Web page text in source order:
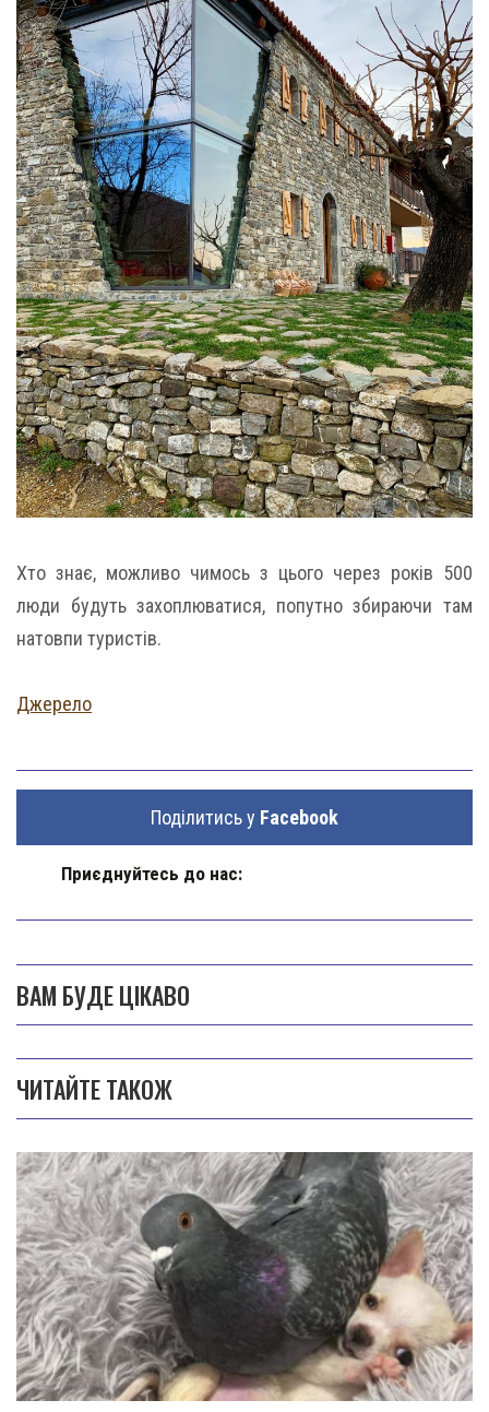
Хто знає, можливо чимось з цього через років 500
люди будуть захоплюватися, попутно збираючи там
натовпи туристів.
Джерело
Поділитись у Facebook
Приєднуйтесь до нас:
ВАМ БУДЕ ЦІКАВО
ЧИТАЙТЕ ТАКОЖ